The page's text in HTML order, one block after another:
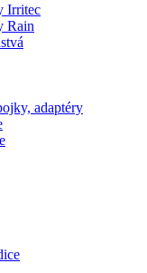
Irritec
Rain
adaptéry